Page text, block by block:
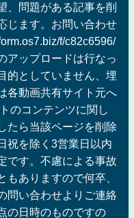
、問題がある記事を削
じます。お問い合わせ
f/c82c6596/
アップロードは行なっ
的としていません、埋
各動画共有サイト元へ
のコンテンツに関し
たら当該ページを削除
祝を除く3営業日以内
です。不慮による事故
もありますので何卒、
問い合わせよりご連絡
の日時のものですの